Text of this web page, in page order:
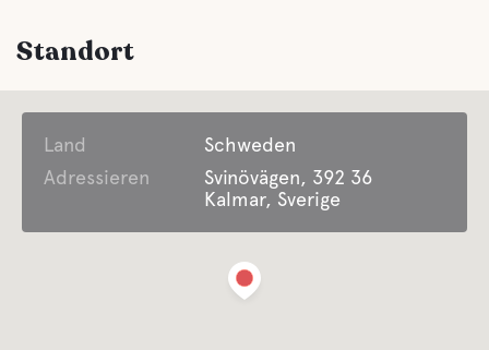
Süßwasser
Wasser
Standort
Land
Schweden
Adressieren
Svinövägen, 392 36
Kalmar, Sverige